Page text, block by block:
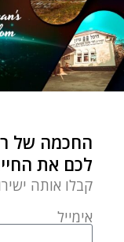
החכמה של
לכם את
קבלו אותה
אימייל